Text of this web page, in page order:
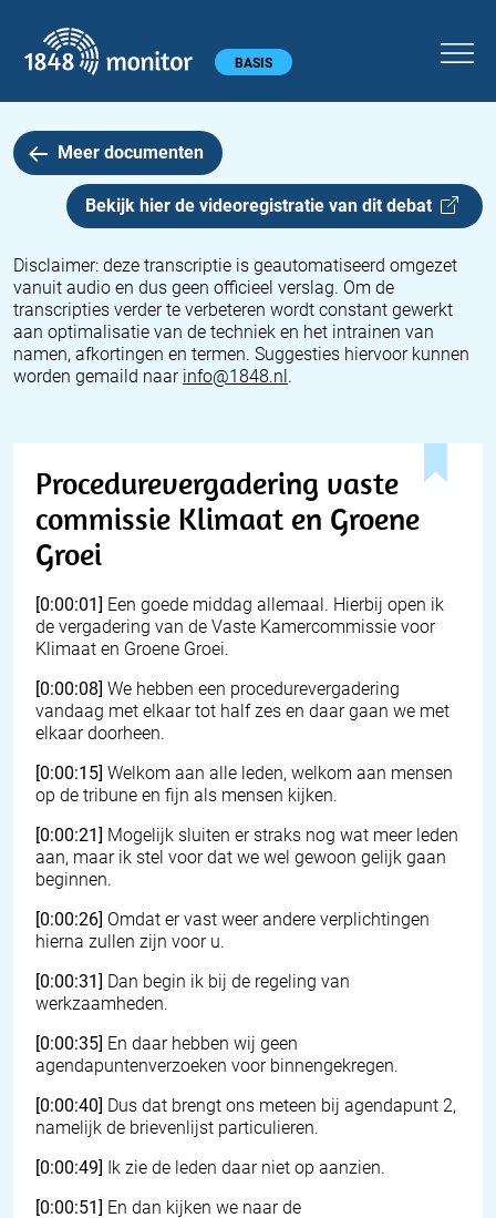
Hoofdmenu BASIS
Meer documenten
Bekijk hier de videoregistratie van dit debat
Disclaimer: deze transcriptie is geautomatiseerd omgezet
vanuit audio en dus geen officieel verslag. Om de
transcripties verder te verbeteren wordt constant gewerkt
aan optimalisatie van de techniek en het intrainen van
namen, afkortingen en termen. Suggesties hiervoor kunnen
worden gemaild naar info@1848.nl.
Procedurevergadering vaste
commissie Klimaat en Groene
Groei
[0:00:01] Een goede middag allemaal. Hierbij open ik
de vergadering van de Vaste Kamercommissie voor
Klimaat en Groene Groei.
[0:00:08] We hebben een procedurevergadering
vandaag met elkaar tot half zes en daar gaan we met
elkaar doorheen.
[0:00:15] Welkom aan alle leden, welkom aan mensen
op de tribune en fijn als mensen kijken.
[0:00:21] Mogelijk sluiten er straks nog wat meer leden
aan, maar ik stel voor dat we wel gewoon gelijk gaan
beginnen.
[0:00:26] Omdat er vast weer andere verplichtingen
hierna zullen zijn voor u.
[0:00:31] Dan begin ik bij de regeling van
werkzaamheden.
[0:00:35] En daar hebben wij geen
agendapuntenverzoeken voor binnengekregen.
[0:00:40] Dus dat brengt ons meteen bij agendapunt 2,
namelijk de brievenlijst particulieren.
[0:00:49] Ik zie de leden daar niet op aanzien.
[0:00:51] En dan kijken we naar de